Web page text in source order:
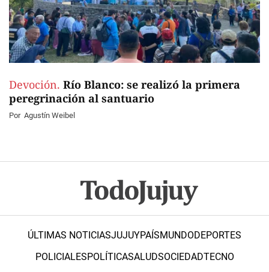
Devoción. Río Blanco: se realizó la primera
peregrinación al santuario
Por Agustín Weibel
ÚLTIMAS NOTICIASJUJUYPAÍSMUNDODEPORTES
POLICIALESPOLÍTICASALUDSOCIEDADTECNO